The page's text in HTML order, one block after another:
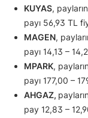
KUYAS,
payı 56,93 TL
MAGEN,
payı 14,13 –
MPARK,
payı 177,00 –
AHGAZ,
pay 12,83 –